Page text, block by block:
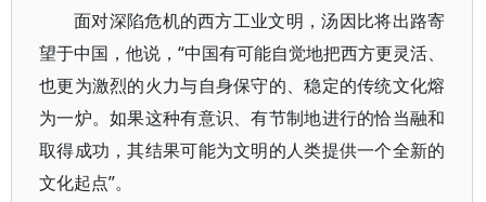
面对深陷危机的西方工业文明，汤因比将出路寄
望于中国，他说，“中国有可能自觉地把西方更灵活、
也更为激烈的火力与自身保守的、稳定的传统文化熔
为一炉。如果这种有意识、有节制地进行的恰当融和
取得成功，其结果可能为文明的人类提供一个全新的
文化起点”。